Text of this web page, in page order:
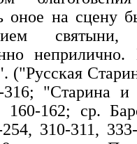
оное на сцену
неприлично.
("Русская
316; "Старина
160-162; ср.
254, 310-311,